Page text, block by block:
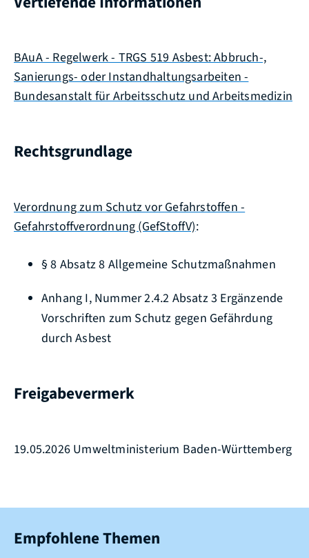
BAuA - Regelwerk - TRGS 519 Asbest: Abbruch-,
Sanierungs- oder Instandhaltungsarbeiten -
Bundesanstalt für Arbeitsschutz und Arbeitsmedizin
Rechtsgrundlage
Verordnung zum Schutz vor Gefahrstoffen -
Gefahrstoffverordnung (GefStoffV):
§ 8 Absatz 8 Allgemeine Schutzmaßnahmen
Anhang I, Nummer 2.4.2 Absatz 3 Ergänzende
Vorschriften zum Schutz gegen Gefährdung
durch Asbest
Freigabevermerk
19.05.2026 Umweltministerium Baden-Württemberg
Empfohlene Themen